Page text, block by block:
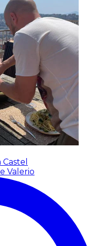
Valerio